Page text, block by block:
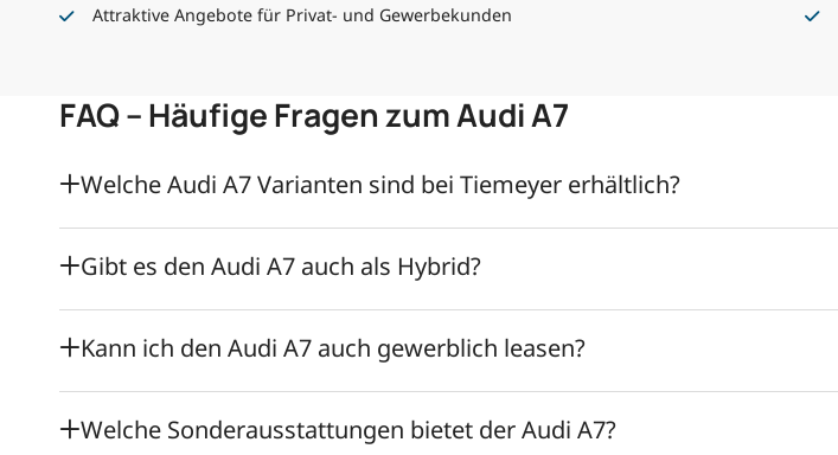
Attraktive Angebote für Privat- und Gewerbekunden
FAQ – Häufige Fragen zum Audi A7
Welche Audi A7 Varianten sind bei Tiemeyer erhältlich?
Gibt es den Audi A7 auch als Hybrid?
Kann ich den Audi A7 auch gewerblich leasen?
Welche Sonderausstattungen bietet der Audi A7?